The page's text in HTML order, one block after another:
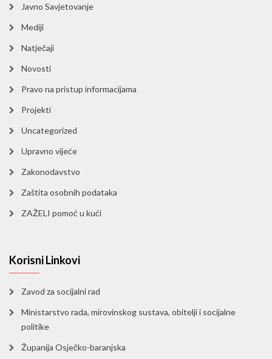
Javno Savjetovanje
Mediji
Natječaji
Novosti
Pravo na pristup informacijama
Projekti
Uncategorized
Upravno vijeće
Zakonodavstvo
Zaštita osobnih podataka
ZAŽELI pomoć u kući
Korisni Linkovi
Zavod za socijalni rad
Ministarstvo rada, mirovinskog sustava, obitelji i socijalne
politike
Županija Osječko-baranjska